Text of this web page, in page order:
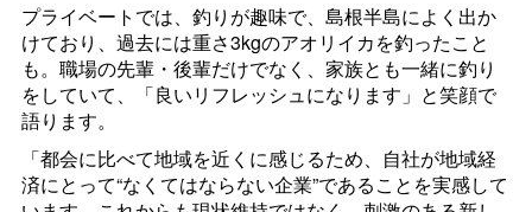
プライベートでは、釣りが趣味で、島根半島によく出か
けており、過去には重さ3kgのアオリイカを釣ったこと
も。職場の先輩・後輩だけでなく、家族とも一緒に釣り
をしていて、「良いリフレッシュになります」と笑顔で
語ります。
「都会に比べて地域を近くに感じるため、自社が地域経
済にとって“なくてはならない企業”であることを実感して